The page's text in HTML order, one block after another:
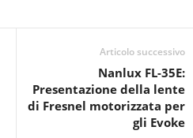
Articolo successivo
Nanlux FL-35E:
Presentazione della lente
di Fresnel motorizzata per
gli Evoke